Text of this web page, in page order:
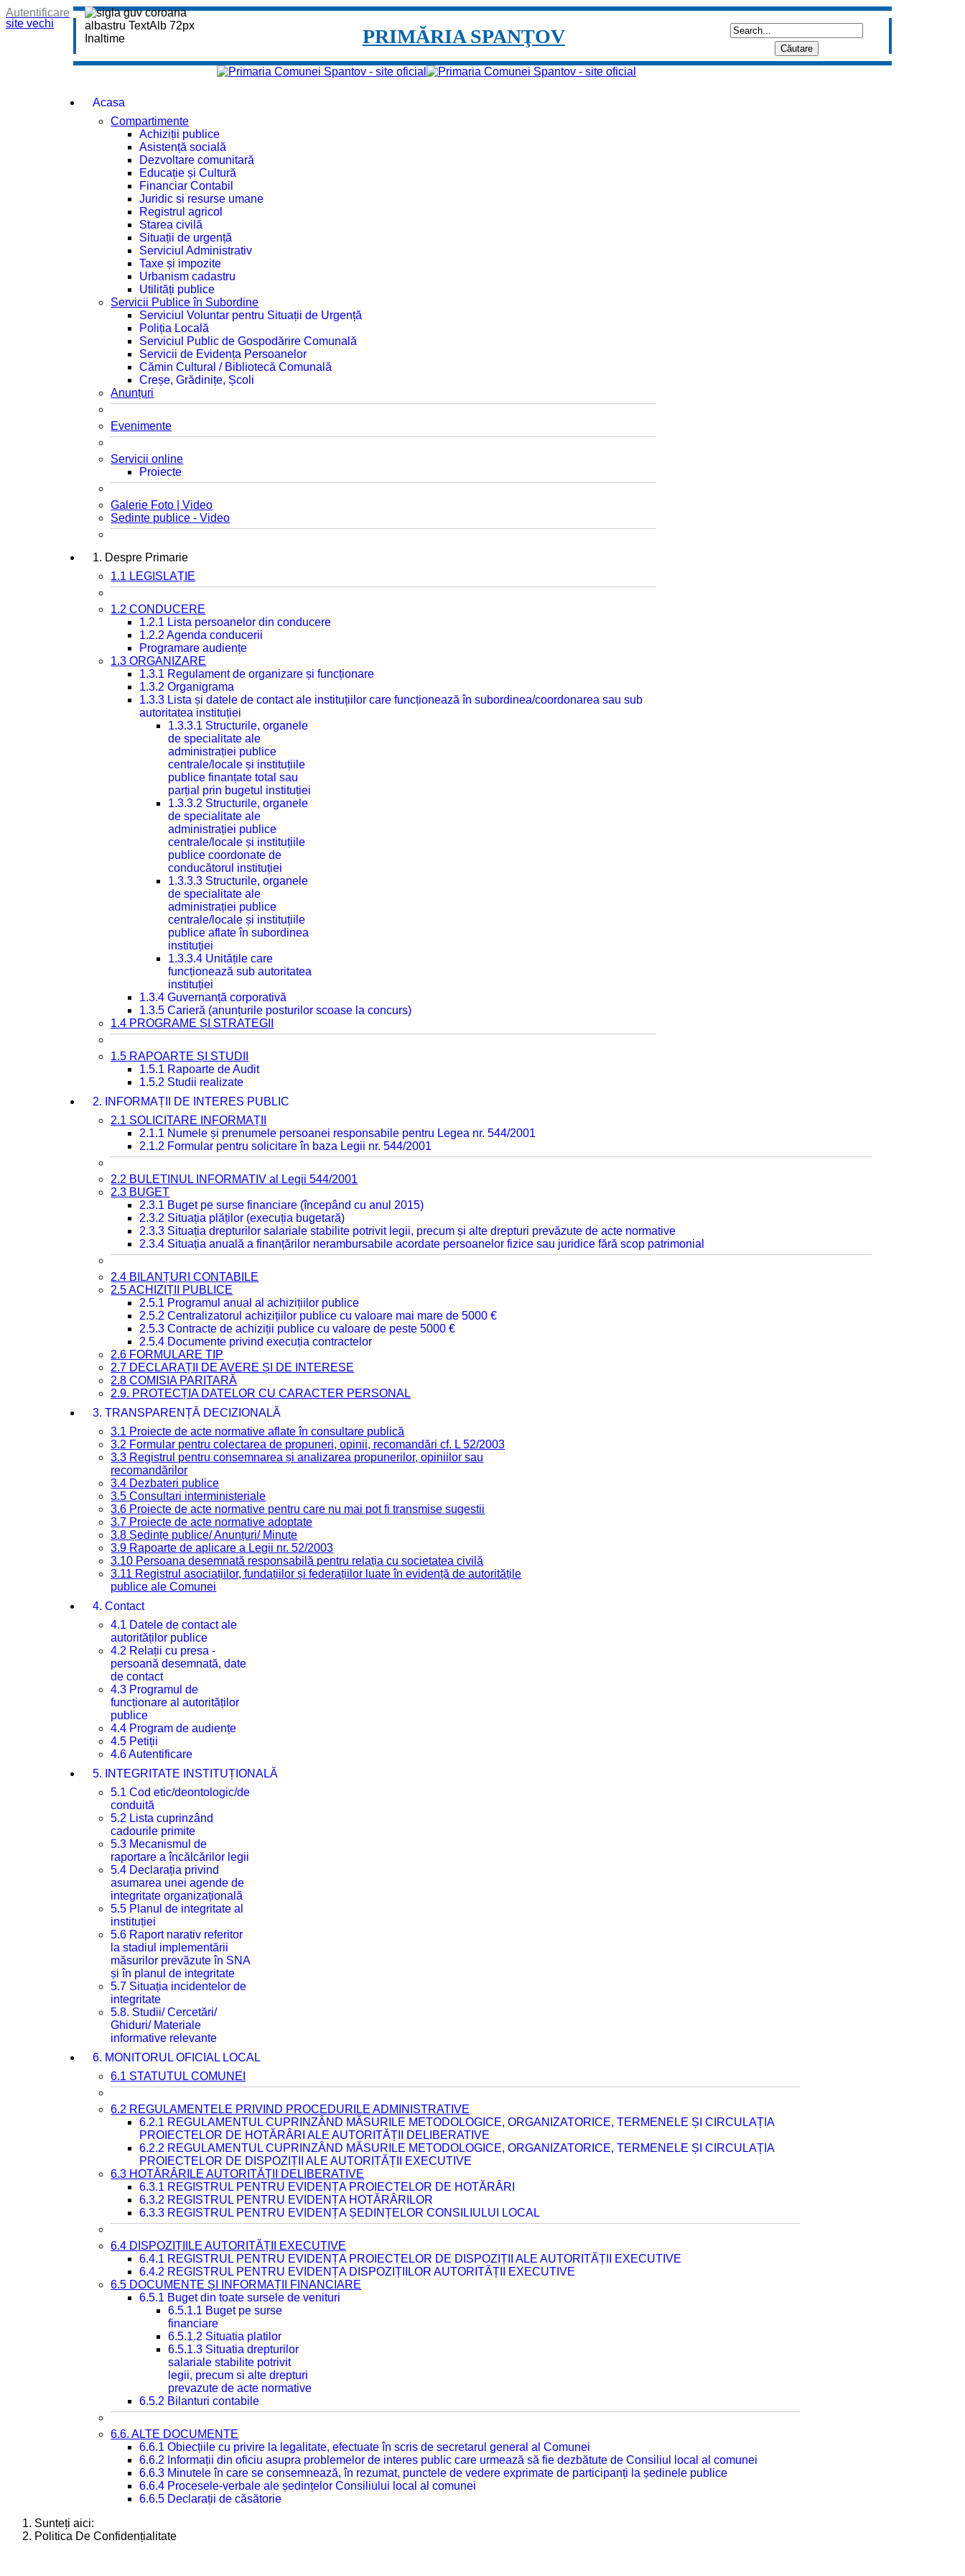
site vechi
Autentificare
PRIMĂRIA SPANŢOV
Acasa
Compartimente
Achiziții publice
Asistență socială
Dezvoltare comunitară
Educație și Cultură
Financiar Contabil
Juridic si resurse umane
Registrul agricol
Starea civilă
Situații de urgență
Serviciul Administrativ
Taxe și impozite
Urbanism cadastru
Utilități publice
Servicii Publice în Subordine
Serviciul Voluntar pentru Situații de Urgență
Poliția Locală
Serviciul Public de Gospodărire Comunală
Servicii de Evidența Persoanelor
Cămin Cultural / Bibliotecă Comunală
Creșe, Grădinițe, Școli
Anunțuri
Evenimente
Servicii online
Proiecte
Galerie Foto | Video
Sedinte publice - Video
1. Despre Primarie
1.1 LEGISLAȚIE
1.2 CONDUCERE
1.2.1 Lista persoanelor din conducere
1.2.2 Agenda conducerii
Programare audiențe
1.3 ORGANIZARE
1.3.1 Regulament de organizare și funcționare
1.3.2 Organigrama
1.3.3 Lista și datele de contact ale instituțiilor care funcționează în subordinea/coordonarea sau sub
autoritatea instituției
1.3.3.1 Structurile, organele
de specialitate ale
administrației publice
centrale/locale și instituțiile
publice finanțate total sau
parțial prin bugetul instituției
1.3.3.2 Structurile, organele
de specialitate ale
administrației publice
centrale/locale și instituțiile
publice coordonate de
conducătorul instituției
1.3.3.3 Structurile, organele
de specialitate ale
administrației publice
centrale/locale și instituțiile
publice aflate în subordinea
instituției
1.3.3.4 Unitățile care
funcționează sub autoritatea
instituției
1.3.4 Guvernanță corporativă
1.3.5 Carieră (anunțurile posturilor scoase la concurs)
1.4 PROGRAME ȘI STRATEGII
1.5 RAPOARTE ȘI STUDII
1.5.1 Rapoarte de Audit
1.5.2 Studii realizate
2. INFORMAȚII DE INTERES PUBLIC
2.1 SOLICITARE INFORMAȚII
2.1.1 Numele și prenumele persoanei responsabile pentru Legea nr. 544/2001
2.1.2 Formular pentru solicitare în baza Legii nr. 544/2001
2.2 BULETINUL INFORMATIV al Legii 544/2001
2.3 BUGET
2.3.1 Buget pe surse financiare (începând cu anul 2015)
2.3.2 Situația plăților (execuția bugetară)
2.3.3 Situația drepturilor salariale stabilite potrivit legii, precum și alte drepturi prevăzute de acte normative
2.3.4 Situația anuală a finanțărilor nerambursabile acordate persoanelor fizice sau juridice fără scop patrimonial
2.4 BILANȚURI CONTABILE
2.5 ACHIZIȚII PUBLICE
2.5.1 Programul anual al achizițiilor publice
2.5.2 Centralizatorul achizițiilor publice cu valoare mai mare de 5000 €
2.5.3 Contracte de achiziții publice cu valoare de peste 5000 €
2.5.4 Documente privind execuția contractelor
2.6 FORMULARE TIP
2.7 DECLARAȚII DE AVERE ȘI DE INTERESE
2.8 COMISIA PARITARĂ
2.9. PROTECȚIA DATELOR CU CARACTER PERSONAL
3. TRANSPARENȚĂ DECIZIONALĂ
3.1 Proiecte de acte normative aflate în consultare publică
3.2 Formular pentru colectarea de propuneri, opinii, recomandări cf. L 52/2003
3.3 Registrul pentru consemnarea și analizarea propunerilor, opiniilor sau
recomandărilor
3.4 Dezbateri publice
3.5 Consultari interministeriale
3.6 Proiecte de acte normative pentru care nu mai pot fi transmise sugestii
3.7 Proiecte de acte normative adoptate
3.8 Ședințe publice/ Anunțuri/ Minute
3.9 Rapoarte de aplicare a Legii nr. 52/2003
3.10 Persoana desemnată responsabilă pentru relația cu societatea civilă
3.11 Registrul asociațiilor, fundațiilor și federațiilor luate în evidență de autoritățile
publice ale Comunei
4. Contact
4.1 Datele de contact ale
autorităților publice
4.2 Relații cu presa -
persoană desemnată, date
de contact
4.3 Programul de
funcționare al autorităților
publice
4.4 Program de audiențe
4.5 Petiții
4.6 Autentificare
5. INTEGRITATE INSTITUȚIONALĂ
5.1 Cod etic/deontologic/de
conduită
5.2 Lista cuprinzând
cadourile primite
5.3 Mecanismul de
raportare a încălcărilor legii
5.4 Declarația privind
asumarea unei agende de
integritate organizațională
5.5 Planul de integritate al
instituției
5.6 Raport narativ referitor
la stadiul implementării
măsurilor prevăzute în SNA
și în planul de integritate
5.7 Situația incidentelor de
integritate
5.8. Studii/ Cercetări/
Ghiduri/ Materiale
informative relevante
6. MONITORUL OFICIAL LOCAL
6.1 STATUTUL COMUNEI
6.2 REGULAMENTELE PRIVIND PROCEDURILE ADMINISTRATIVE
6.2.1 REGULAMENTUL CUPRINZÂND MĂSURILE METODOLOGICE, ORGANIZATORICE, TERMENELE ȘI CIRCULAȚIA
PROIECTELOR DE HOTĂRÂRI ALE AUTORITĂȚII DELIBERATIVE
6.2.2 REGULAMENTUL CUPRINZÂND MĂSURILE METODOLOGICE, ORGANIZATORICE, TERMENELE ȘI CIRCULAȚIA
PROIECTELOR DE DISPOZIȚII ALE AUTORITĂȚII EXECUTIVE
6.3 HOTĂRÂRILE AUTORITĂȚII DELIBERATIVE
6.3.1 REGISTRUL PENTRU EVIDENȚA PROIECTELOR DE HOTĂRÂRI
6.3.2 REGISTRUL PENTRU EVIDENȚA HOTĂRÂRILOR
6.3.3 REGISTRUL PENTRU EVIDENȚA ȘEDINȚELOR CONSILIULUI LOCAL
6.4 DISPOZIȚIILE AUTORITĂȚII EXECUTIVE
6.4.1 REGISTRUL PENTRU EVIDENȚA PROIECTELOR DE DISPOZIȚII ALE AUTORITĂȚII EXECUTIVE
6.4.2 REGISTRUL PENTRU EVIDENȚA DISPOZIȚIILOR AUTORITĂȚII EXECUTIVE
6.5 DOCUMENTE ȘI INFORMAȚII FINANCIARE
6.5.1 Buget din toate sursele de venituri
6.5.1.1 Buget pe surse
financiare
6.5.1.2 Situatia platilor
6.5.1.3 Situatia drepturilor
salariale stabilite potrivit
legii, precum si alte drepturi
prevazute de acte normative
6.5.2 Bilanturi contabile
6.6. ALTE DOCUMENTE
6.6.1 Obiecțiile cu privire la legalitate, efectuate în scris de secretarul general al Comunei
6.6.2 Informații din oficiu asupra problemelor de interes public care urmează să fie dezbătute de Consiliul local al comunei
6.6.3 Minutele în care se consemnează, în rezumat, punctele de vedere exprimate de participanți la ședinele publice
6.6.4 Procesele-verbale ale ședințelor Consiliului local al comunei
6.6.5 Declarații de căsătorie
Sunteți aici:
Politica De Confidențialitate